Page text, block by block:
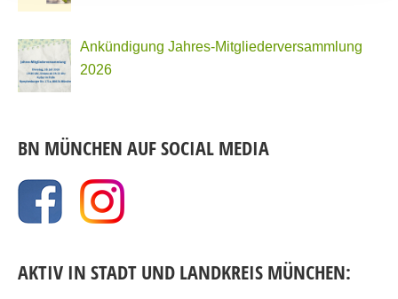
Ankündigung Jahres-Mitgliederversammlung
2026
BN MÜNCHEN AUF SOCIAL MEDIA
AKTIV IN STADT UND LANDKREIS MÜNCHEN: